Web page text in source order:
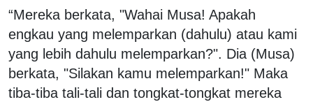
“Mereka berkata, "Wahai Musa! Apakah
engkau yang melemparkan (dahulu) atau kami
yang lebih dahulu melemparkan?". Dia (Musa)
berkata, "Silakan kamu melemparkan!" Maka
tiba-tiba tali-tali dan tongkat-tongkat mereka